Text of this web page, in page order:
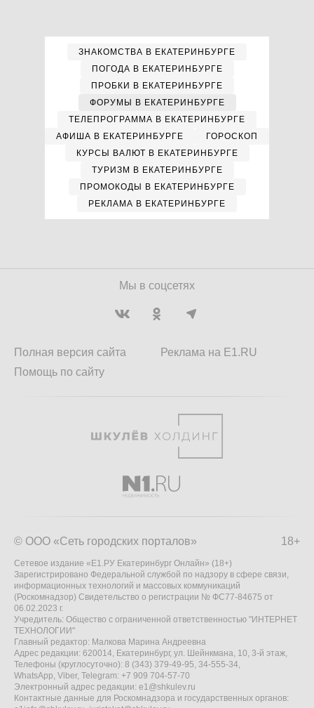
ЗНАКОМСТВА В ЕКАТЕРИНБУРГЕ
ПОГОДА В ЕКАТЕРИНБУРГЕ
ПРОБКИ В ЕКАТЕРИНБУРГЕ
ФОРУМЫ В ЕКАТЕРИНБУРГЕ
ТЕЛЕПРОГРАММА В ЕКАТЕРИНБУРГЕ
АФИША В ЕКАТЕРИНБУРГЕ
ГОРОСКОП
КУРСЫ ВАЛЮТ В ЕКАТЕРИНБУРГЕ
ТУРИЗМ В ЕКАТЕРИНБУРГЕ
ПРОМОКОДЫ В ЕКАТЕРИНБУРГЕ
РЕКЛАМА В ЕКАТЕРИНБУРГЕ
Мы в соцсетях
Полная версия сайта
Помощь по сайту
Реклама на E1.RU
18+
© ООО «Сеть городских порталов»
Сетевое издание «Е1.РУ Екатеринбург Онлайн» (18+)
Зарегистрировано Федеральной службой по надзору в сфере связи,
информационных технологий и массовых коммуникаций
(Роскомнадзор) Свидетельство о регистрации № ФС77-84675 от
06.02.2023 г.
Учредитель: Общество с ограниченной ответственностью "ИНТЕРНЕТ
ТЕХНОЛОГИИ"
Главный редактор: Малкова Марина Андреевна
Адрес редакции: 620014, Екатеринбург, ул. Шейнкмана, 10, 3-й этаж,
Телефоны (круглосуточно): 8 (343) 379-49-95, 34-555-34,
WhatsApp, Viber, Telegram: +7 909 704-57-70
Электронный адрес редакции: e1@shkulev.ru
Контактные данные для Роскомнадзора и государственных органов: